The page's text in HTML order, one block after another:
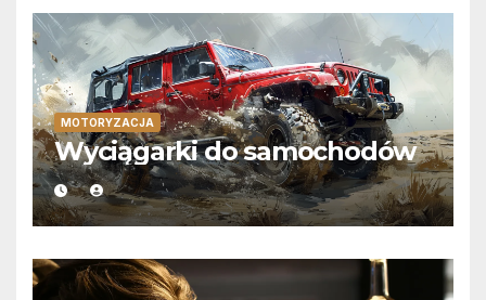
MOTORYZACJA
Wyciągarki do samochodów